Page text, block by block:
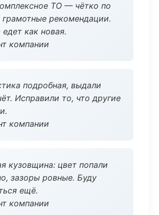
ТО — чётко по
рекомендации.
как новая.
компании
подробная, выдали
Исправили то, что другие
компании
кузовщина: цвет попали
зазоры ровные. Буду
ещё.
компании